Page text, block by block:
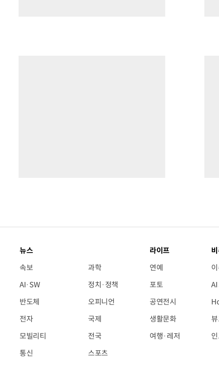
뉴스
속보
AI·SW
반도체
전자
모빌리티
통신
과학
정치·정책
오피니언
국제
전국
스포츠
라이프
연예
포토
공연전시
생활문화
여행·레저